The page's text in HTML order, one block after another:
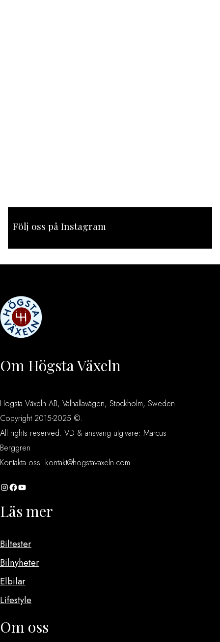
Följ oss på Instagram
Om Högsta Växeln
Högsta Växeln AB, Valhallavägen, Stockholm, Sweden.
Copyright 2015-2025 ©.
All rights reserved. VD & ansvarig utgivare: Marcus
Berggren
Kontakta oss: kontakt@hogstavaxeln.com
InstagramFacebook YouTube
Läs mer
Biltester
Bilnyheter
Elbilar
Lifestyle
Om oss